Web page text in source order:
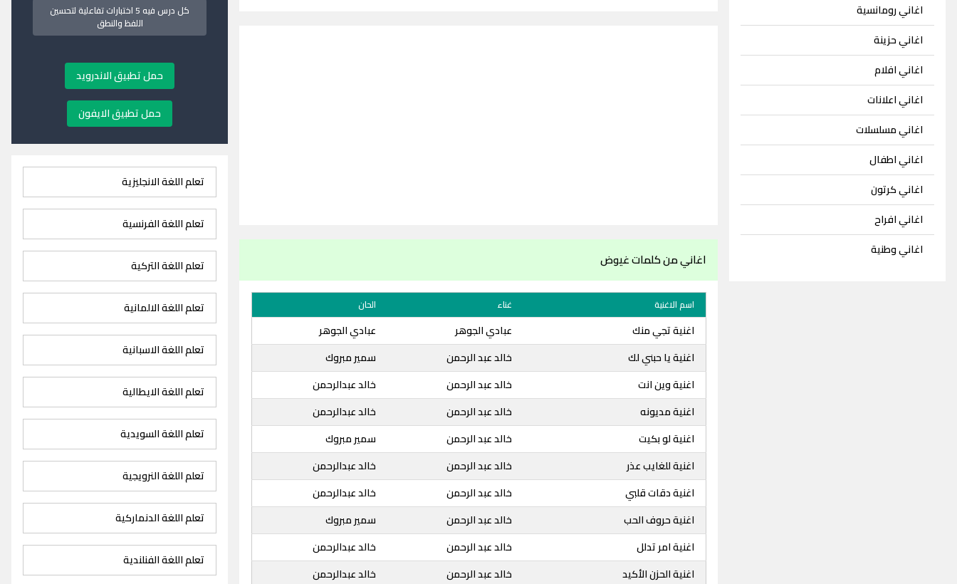
اغاني رومانسية
اغاني حزينة
اغاني افلام
اغاني اعلانات
اغاني مسلسلات
اغاني اطفال
اغاني كرتون
اغاني افراح
اغاني وطنية
اغاني من كلمات غيوض
اسم الاغنية غناء الحان
اغنية تجي منك عبادي الجوهر
عبادي الجوهر
اغنية يا حبني لك
خالد عبد الرحمن
سمير مبروك
اغنية وين انت
خالد عبد الرحمن
خالد عبدالرحمن
اغنية مديونه
خالد عبد الرحمن
خالد عبدالرحمن
اغنية لو بكيت
خالد عبد الرحمن
سمير مبروك
اغنية للغايب عذر
خالد عبد الرحمن
خالد عبدالرحمن
اغنية دقات قلبي
خالد عبد الرحمن
خالد عبدالرحمن
اغنية حروف الحب
خالد عبد الرحمن
سمير مبروك
اغنية امر تدلل
خالد عبد الرحمن
خالد عبدالرحمن
اغنية الحزن الأكيد
خالد عبد الرحمن
خالد عبدالرحمن
كل درس فيه 5 اختبارات تفاعلية لتحسين
اللفظ والنطق
حمل تطبيق الاندرويد
حمل تطبيق الايفون
تعلم اللغة الانجليزية
تعلم اللغة الفرنسية
تعلم اللغة التركية
تعلم اللغة الالمانية
تعلم اللغة الاسبانية
تعلم اللغة الايطالية
تعلم اللغة السويدية
تعلم اللغة النرويجية
تعلم اللغة الدنماركية
تعلم اللغة الفنلندية